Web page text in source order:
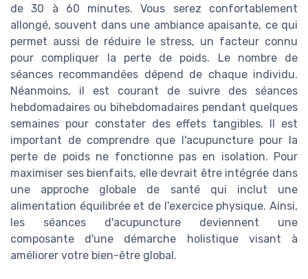
de 30 à 60 minutes. Vous serez confortablement
allongé, souvent dans une ambiance apaisante, ce qui
permet aussi de réduire le stress, un facteur connu
pour compliquer la perte de poids. Le nombre de
séances recommandées dépend de chaque individu.
Néanmoins, il est courant de suivre des séances
hebdomadaires ou bihebdomadaires pendant quelques
semaines pour constater des effets tangibles. Il est
important de comprendre que l'acupuncture pour la
perte de poids ne fonctionne pas en isolation. Pour
maximiser ses bienfaits, elle devrait être intégrée dans
une approche globale de santé qui inclut une
alimentation équilibrée et de l'exercice physique. Ainsi,
les séances d'acupuncture deviennent une
composante d'une démarche holistique visant à
améliorer votre bien-être global.